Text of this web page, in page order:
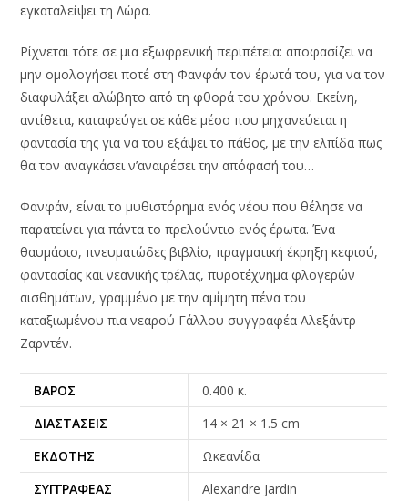
εγκαταλείψει τη Λώρα.
Ρίχνεται τότε σε μια εξωφρενική περιπέτεια: αποφασίζει να
μην ομολογήσει ποτέ στη Φανφάν τον έρωτά του, για να τον
διαφυλάξει αλώβητο από τη φθορά του χρόνου. Εκείνη,
αντίθετα, καταφεύγει σε κάθε μέσο που μηχανεύεται η
φαντασία της για να του εξάψει το πάθος, με την ελπίδα πως
θα τον αναγκάσει ν’αναιρέσει την απόφασή του…
Φανφάν, είναι το μυθιστόρημα ενός νέου που θέλησε να
παρατείνει για πάντα το πρελούντιο ενός έρωτα. Ένα
θαυμάσιο, πνευματώδες βιβλίο, πραγματική έκρηξη κεφιού,
φαντασίας και νεανικής τρέλας, πυροτέχνημα φλογερών
αισθημάτων, γραμμένο με την αμίμητη πένα του
καταξιωμένου πια νεαρού Γάλλου συγγραφέα Αλεξάντρ
Ζαρντέν.
ΒΆΡΟΣ
0.400 κ.
ΔΙΑΣΤΆΣΕΙΣ
14 × 21 × 1.5 cm
ΕΚΔΌΤΗΣ
Ωκεανίδα
ΣΥΓΓΡΑΦΈΑΣ
Alexandre Jardin